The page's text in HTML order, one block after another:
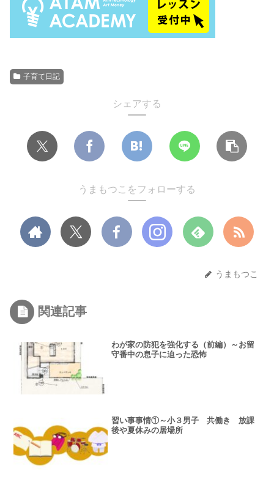
子育て日記
シェアする
うまもつこをフォローする
うまもつこ
関連記事
わが家の防犯を強化する（前編）～お留
守番中の息子に迫った恐怖
習い事事情①～小３男子 共働き 放課
後や夏休みの居場所